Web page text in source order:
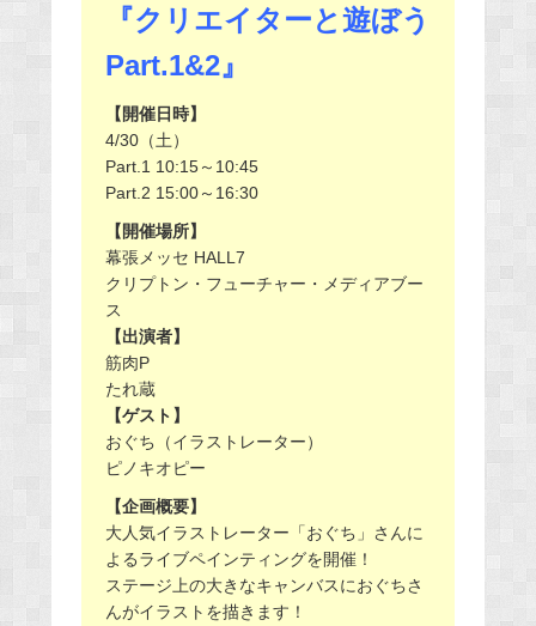
『クリエイターと遊ぼう
Part.1&2』
【開催日時】
4/30（土）
Part.1 10:15～10:45
Part.2 15:00～16:30
【開催場所】
幕張メッセ HALL7
クリプトン・フューチャー・メディアブー
ス
【出演者】
筋肉P
たれ蔵
【ゲスト】
おぐち（イラストレーター）
ピノキオピー
【企画概要】
大人気イラストレーター「おぐち」さんに
よるライブペインティングを開催！
ステージ上の大きなキャンバスにおぐちさ
んがイラストを描きます！